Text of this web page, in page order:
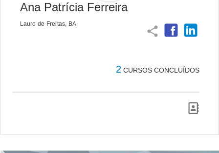
Ana Patrícia Ferreira
Lauro de Freitas, BA
share
2 CURSOS CONCLUÍDOS